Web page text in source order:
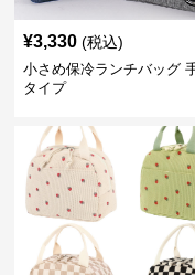
¥3,330 (税込)
小さめ保冷ランチバッグ
タイプ